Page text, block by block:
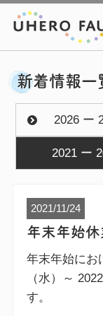
新着情報一
2026 ー
2021 ー
2021/11/24
年末年始
年末年始にお
（水）～
す。